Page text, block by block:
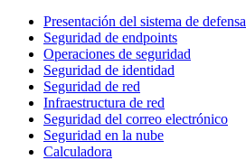
Presentación del sistema de defensa
Seguridad de endpoints
Operaciones de seguridad
Seguridad de identidad
Seguridad de red
Infraestructura de red
Seguridad del correo electrónico
Seguridad en la nube
Calculadora